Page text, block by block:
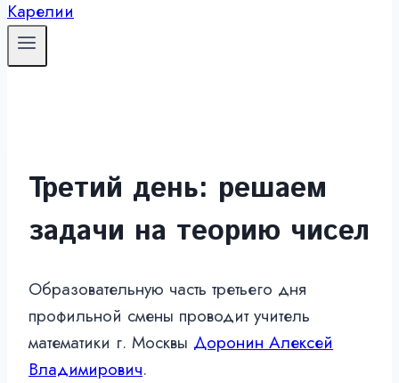
Третий день: решаем
задачи на теорию чисел
Образовательную часть третьего дня
профильной смены проводит учитель
математики г. Москвы Доронин Алексей
Владимирович.